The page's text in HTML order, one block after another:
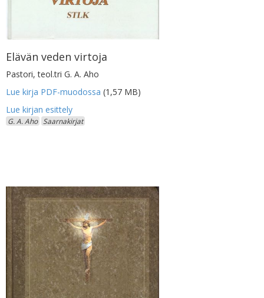
Elävän veden virtoja
Pastori, teol.tri G. A. Aho
Lue kirja PDF-muodossa (1,57 MB)
G. A. Aho Saarnakirjat